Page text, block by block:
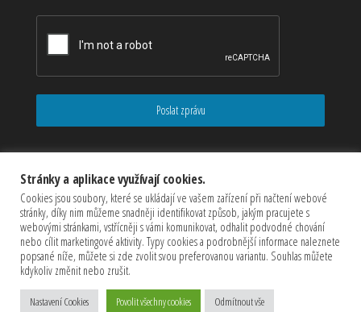
Poslat zprávu
vyhrazena)
Stránky a aplikace využívají cookies.
Cookies jsou soubory, které se ukládají ve vašem zařízení při načtení webové
stránky, díky nim můžeme snadněji identifikovat způsob, jakým pracujete s
webovými stránkami, vstřícněji s vámi komunikovat, odhalit podvodné chování
nebo cílit marketingové aktivity. Typy cookies a podrobnější informace naleznete
popsané níže, můžete si zde zvolit svou preferovanou variantu. Souhlas můžete
kdykoliv změnit nebo zrušit.
Nastavení Cookies Povolit všechny cookies Odmítnout vše